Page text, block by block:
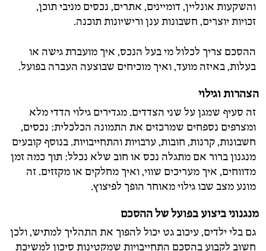
והשקעות אונליין, דומיינים, אתרים, נכסים מניבי תוכן,
זכויות יוצרים, חשבונות ענן ורישיונות תוכנה.
ההסכם צריך לכלול מי בעל הנכס, איך מועברת גישה או
בעלות, באיזה מועד, ואיך מוכיחים שבוצעה העברה בפועל.
הצהרות וגילוי
זה סעיף שמגן על שני הצדדים. מגדירים גילוי הדדי מלא
ומצרפים נספחים שמרכזים את התמונה הכלכלית: נכסים,
חשבונות, קרנות, חובות, ערבויות והתחייבויות. בנוסף קובעים
מנגנון ברור אם מתגלה נכס או חוב שלא נכלל: תוך כמה זמן
מדווחים, איך מעריכים שווי, ואיך מחלקים או מקזזים. זה
מונע מצב שבו גילוי מאוחר הופך לפיצוץ.
מנגנוני ביצוע בפועל של ההסכם
גם בלי ילדים, עיכוב גט יכול להפוך את התהליך למתיש, ולכן
חשוב לקבוע בהסכם התחייבויות שמקטינות סיכון למשיכת